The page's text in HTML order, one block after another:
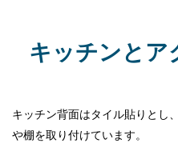
キッチンとア
キッチン背面はタイル貼りとし
や棚を取り付けています。